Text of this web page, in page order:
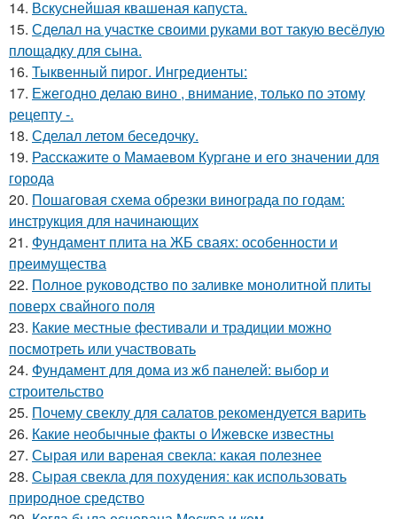
14. Вскуснейшая квашеная капуста.
15. Сделал на участке своими руками вот такую весёлую
площадку для сына.
16. Тыквенный пирог. Ингредиенты:
17. Ежегодно делаю вино , внимание, только по этому
рецепту -.
18. Сделал летом беседочку.
19. Расскажите о Мамаевом Кургане и его значении для
города
20. Пошаговая схема обрезки винограда по годам:
инструкция для начинающих
21. Фундамент плита на ЖБ сваях: особенности и
преимущества
22. Полное руководство по заливке монолитной плиты
поверх свайного поля
23. Какие местные фестивали и традиции можно
посмотреть или участвовать
24. Фундамент для дома из жб панелей: выбор и
строительство
25. Почему свеклу для салатов рекомендуется варить
26. Какие необычные факты о Ижевске известны
27. Сырая или вареная свекла: какая полезнее
28. Сырая свекла для похудения: как использовать
природное средство